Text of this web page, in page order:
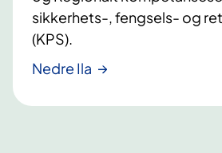
sikkerhets-, fengsels- og
(KPS).
Nedre Ila